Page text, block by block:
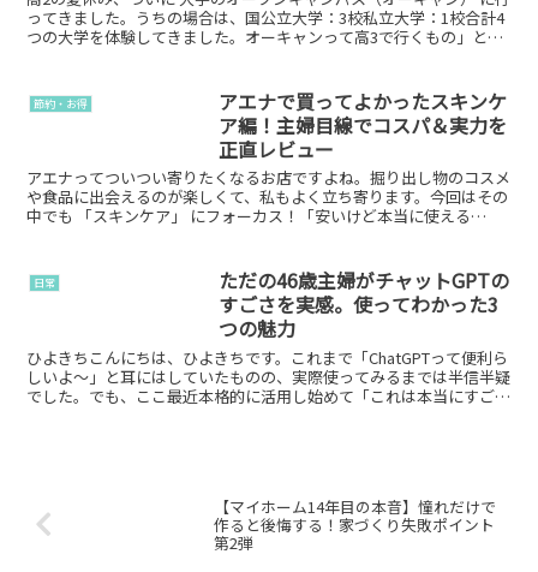
ってきました。うちの場合は、国公立大学：3校私立大学：1校合計4
つの大学を体験してきました。オーキャンって高3で行くもの」と思
節約・お得
アエナで買ってよかったスキンケ
ア編！主婦目線でコスパ＆実力を
正直レビュー
アエナってついつい寄りたくなるお店ですよね。掘り出し物のコスメ
や食品に出会えるのが楽しくて、私もよく立ち寄ります。今回はその
中でも 「スキンケア」 にフォーカス！「安いけど本当に使える
日常
ただの46歳主婦がチャットGPTの
すごさを実感。使ってわかった3
つの魅力
ひよきちこんにちは、ひよきちです。これまで「ChatGPTって便利ら
しいよ～」と耳にはしていたものの、実際使ってみるまでは半信半疑
でした。でも、ここ最近本格的に活用し始めて「これは本当にすご
【マイホーム14年目の本音】憧れだけで
作ると後悔する！家づくり失敗ポイント
第2弾